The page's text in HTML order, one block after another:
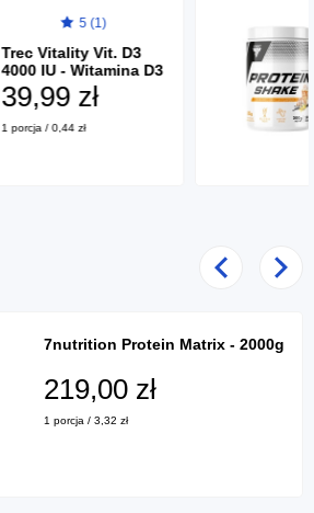
5 (1)
Trec Vitality Vit. D3
4000 IU - Witamina D3
w kapsułkach - 90
kaps.
39,99 zł
1 porcja / 0,44 zł
Poprzedni
7nutrition Protein Matrix - 2000g
219,00 zł
1 porcja / 3,32 zł